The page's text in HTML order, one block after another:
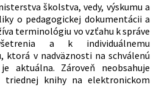
školstva, vedy, výskumu a
o pedagogickej dokumentácii a
terminológiu vo vzťahu k správe
a k individuálnemu
ktorá v nadväznosti na schválenú
aktuálna. Zároveň neobsahuje
triednej knihy na elektronickom